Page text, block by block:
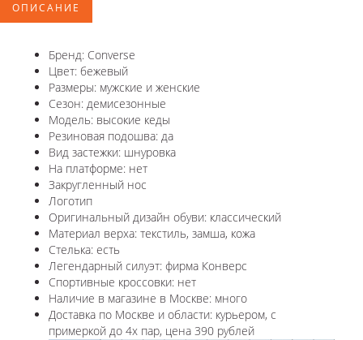
ОПИСАНИЕ
Бренд: Converse
Цвет: бежевый
Размеры: мужские и женские
Сезон: демисезонные
Модель: высокие кеды
Резиновая подошва: да
Вид застежки: шнуровка
На платформе: нет
Закругленный нос
Логотип
Оригинальный дизайн обуви: классический
Материал верха: текстиль, замша, кожа
Стелька: есть
Легендарный силуэт: фирма Конверс
Спортивные кроссовки: нет
Наличие в магазине в Москве: много
Доставка по Москве и области: курьером, с
примеркой до 4х пар, цена 390 рублей